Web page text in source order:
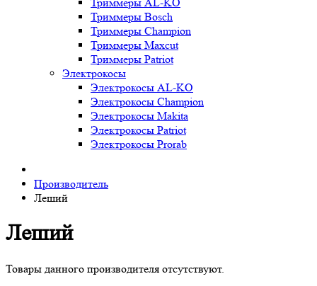
Триммеры Bosch
Триммеры Champion
Триммеры Maxcut
Триммеры Patriot
Электрокосы
Электрокосы AL-KO
Электрокосы Champion
Электрокосы Makita
Электрокосы Patriot
Электрокосы Prorab
Производитель
Леший
Леший
Товары данного производителя отсутствуют.